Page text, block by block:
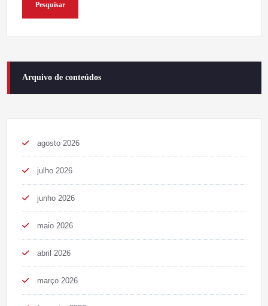
Pesquisar
Arquivo de conteúdos
agosto 2026
julho 2026
junho 2026
maio 2026
abril 2026
março 2026